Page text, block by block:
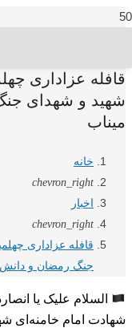
قافله عزاداری
شهید و شهدای
میناب
خانه
chevron_right
اخبار
chevron_right
قافله عزاداری
جنگ رمضان و دانش
السلام علیک یا
شهادت امام خامنه‌ای